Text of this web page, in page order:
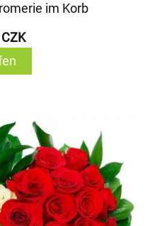
im Korb